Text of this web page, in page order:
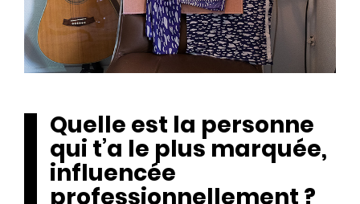
Quelle est la personne
qui t’a le plus marquée,
influencée
professionnellement ?